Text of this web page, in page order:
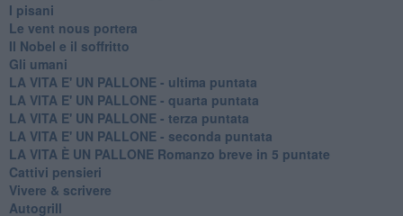
I pisani
Le vent nous portera
Il Nobel e il soffritto
Gli umani
LA VITA E' UN PALLONE - ultima puntata
LA VITA E' UN PALLONE - quarta puntata
LA VITA E' UN PALLONE - terza puntata
LA VITA E' UN PALLONE - seconda puntata
LA VITA È UN PALLONE Romanzo breve in 5 puntate
Cattivi pensieri
Vivere & scrivere
Autogrill